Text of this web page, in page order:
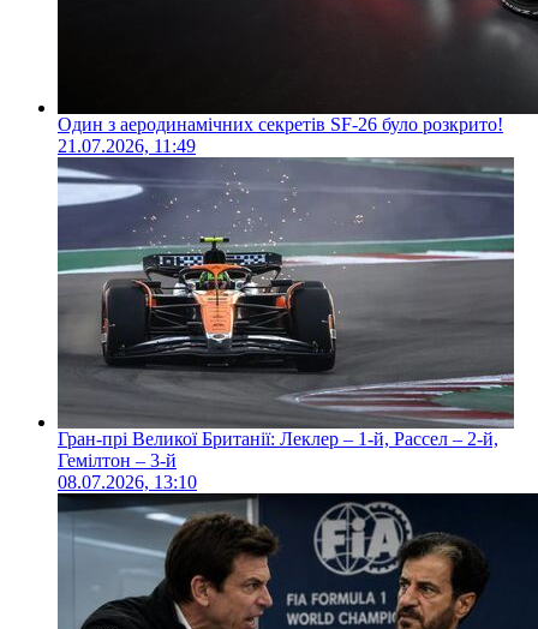
Один з аеродинамічних секретів SF-26 було розкрито!
21.07.2026, 11:49
Гран-прі Великої Британії: Леклер – 1-й, Рассел – 2-й,
Гемілтон – 3-й
08.07.2026, 13:10